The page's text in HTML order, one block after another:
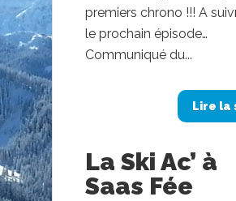
premiers chrono !!! A
le prochain épisode…
Communiqué du...
Lire la
La Ski Ac’ à
Saas Fée